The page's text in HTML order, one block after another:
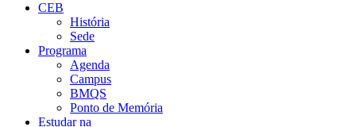
CEB
História
Sede
Programa
Agenda
Campus
BMQS
Ponto de Memória
Estudar na